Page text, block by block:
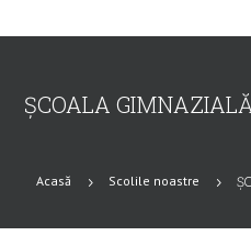
ȘCOALA
Acasă 5 Scolile noastre 5